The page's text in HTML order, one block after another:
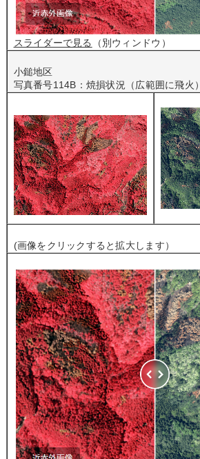
スライダーで見る （別ウィンドウ）
小鎚地区
写真番号114B：焼損状況（広範囲に飛火）
(画像をクリックすると拡大します）